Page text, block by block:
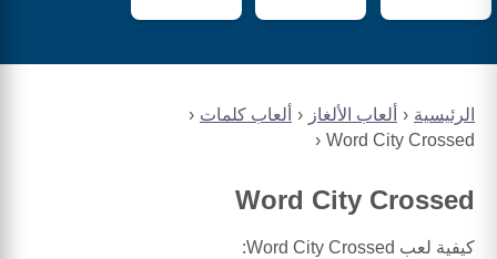
الرئيسية ألعاب الألغاز
ألعاب كلمات
Word City Crossed
Word City Crossed
كيفية لعب Word City Crossed: